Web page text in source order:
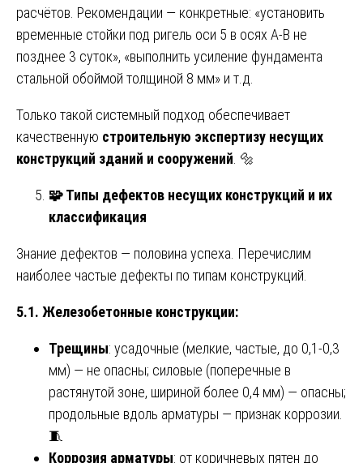
расчётов. Рекомендации — конкретные: «установить
временные стойки под ригель оси 5 в осях А-В не
позднее 3 суток», «выполнить усиление фундамента
стальной обоймой толщиной 8 мм» и т.д.
Только такой системный подход обеспечивает
качественную строительную экспертизу несущих
конструкций зданий и сооружений . 🔩
🧩Типы дефектов несущих конструкций и их
классификация
Знание дефектов — половина успеха. Перечислим
наиболее частые дефекты по типам конструкций.
5.1. Железобетонные конструкции:
Трещины: усадочные (мелкие, частые, до 0,1-0,3
мм) — не опасны; силовые (поперечные в
растянутой зоне, шириной более 0,4 мм) — опасны;
продольные вдоль арматуры — признак коррозии.
🧵
Коррозия арматуры: от коричневых пятен до